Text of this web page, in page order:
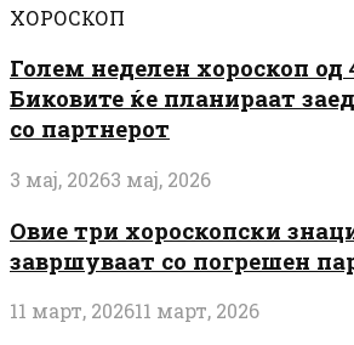
ХОРОСКОП
Голем неделен хороскоп од
Биковите ќе планираат
со партнерот
3 мај, 20263 мај, 2026
Овие три хороскопски
завршуваат со погрешен
11 март, 202611 март, 2026